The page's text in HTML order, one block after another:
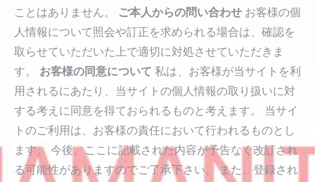
ことはありません。
ご本人からの問い合わせ お客様の個
人情報について照会や訂正を求められる場合は、確認を
取らせていただいた上で適切に対処させていただきま
す。 お客様の同意について 私は、お客様が当サイトを利
用されるにあたり、当サイトの個人情報の取り扱いに対
する考えに同意を得ておられるものと考えます。 当サイ
トのご利用は、お客様の責任において行われるものとし
ます。 今後、ここに記載された内容が予告なく改訂され
る可能性がありますのでご了承下さい。 また、登録され